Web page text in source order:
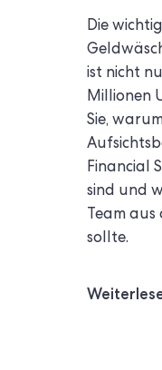
Die
ist nicht
Millionen
Sie,
Financial
sind und
Team
sollte.